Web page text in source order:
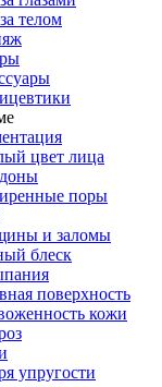
телом
цвет лица
поры
и заломы
блеск
поверхность
кожи
упругости